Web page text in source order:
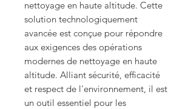
nettoyage en haute altitude. Cette
solution technologiquement
avancée est conçue pour répondre
aux exigences des opérations
modernes de nettoyage en haute
altitude. Alliant sécurité, efficacité
et respect de l'environnement, il est
un outil essentiel pour les